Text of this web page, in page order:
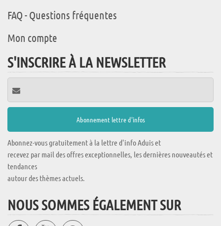
FAQ - Questions fréquentes
Mon compte
S'INSCRIRE À LA NEWSLETTER
Abonnez-vous gratuitement à la lettre d'info Aduis et
recevez par mail des offres exceptionnelles, les dernières nouveautés et
tendances
autour des thèmes actuels.
NOUS SOMMES ÉGALEMENT SUR